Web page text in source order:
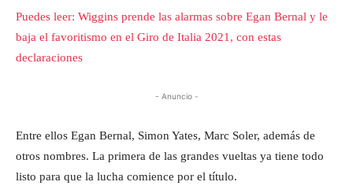
Puedes leer: Wiggins prende las alarmas sobre Egan Bernal y le
baja el favoritismo en el Giro de Italia 2021, con estas
declaraciones
- Anuncio -
Entre ellos Egan Bernal, Simon Yates, Marc Soler, además de
otros nombres. La primera de las grandes vueltas ya tiene todo
listo para que la lucha comience por el título.